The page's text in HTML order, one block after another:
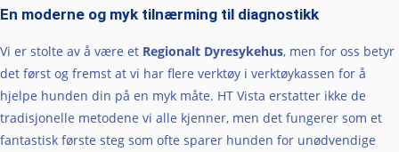
En moderne og myk tilnærming til diagnostikk
Vi er stolte av å være et Regionalt Dyresykehus, men for oss betyr
det først og fremst at vi har flere verktøy i verktøykassen for å
hjelpe hunden din på en myk måte. HT Vista erstatter ikke de
tradisjonelle metodene vi alle kjenner, men det fungerer som et
fantastisk første steg som ofte sparer hunden for unødvendige